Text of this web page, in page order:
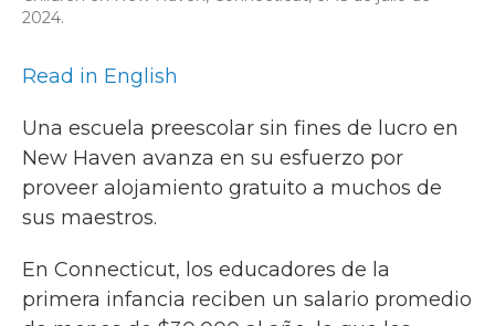
2024.
Read in English
Una escuela preescolar sin fines de lucro en
New Haven avanza en su esfuerzo por
proveer alojamiento gratuito a muchos de
sus maestros.
En Connecticut, los educadores de la
primera infancia reciben un salario promedio